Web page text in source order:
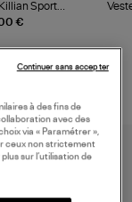
€
Sport
à des fins de
avec des
via « Paramétrer »,
ceux non strictement
sur l’utilisation de
Continuer sans accepter